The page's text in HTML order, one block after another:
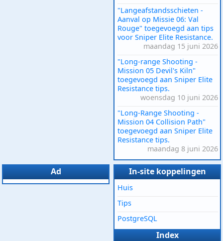
"Langeafstandsschieten -
Aanval op Missie 06: Val
Rouge" toegevoegd aan tips
voor Sniper Elite Resistance.
maandag 15 juni 2026
"Long-range Shooting -
Mission 05 Devil's Kiln"
toegevoegd aan Sniper Elite
Resistance tips.
woensdag 10 juni 2026
"Long-Range Shooting -
Mission 04 Collision Path"
toegevoegd aan Sniper Elite
Resistance tips.
maandag 8 juni 2026
Ad In-site koppelingen
Huis
Tips
PostgreSQL
Index